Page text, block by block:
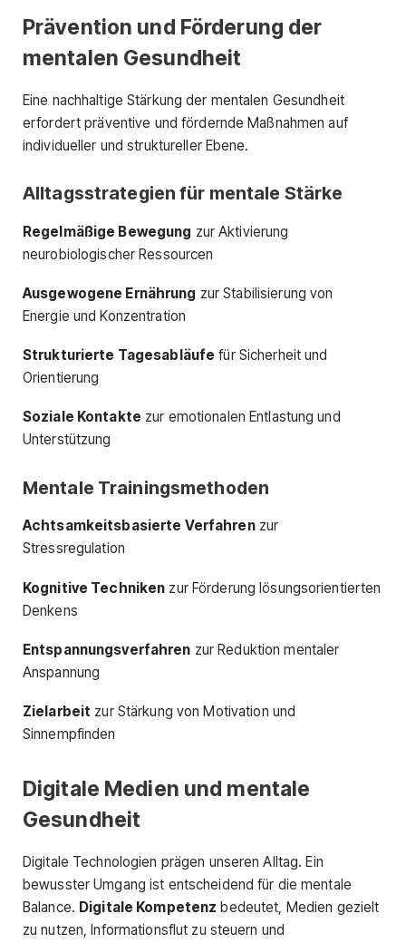
Prävention und Förderung der
mentalen Gesundheit
Eine nachhaltige Stärkung der mentalen Gesundheit
erfordert präventive und fördernde Maßnahmen auf
individueller und struktureller Ebene.
Alltagsstrategien für mentale Stärke
Regelmäßige Bewegung zur Aktivierung
neurobiologischer Ressourcen
Ausgewogene Ernährung zur Stabilisierung von
Energie und Konzentration
Strukturierte Tagesabläufe für Sicherheit und
Orientierung
Soziale Kontakte zur emotionalen Entlastung und
Unterstützung
Mentale Trainingsmethoden
Achtsamkeitsbasierte Verfahrenzur
Stressregulation
Kognitive Techniken zur Förderung lösungsorientierten
Denkens
Entspannungsverfahren zur Reduktion mentaler
Anspannung
Zielarbeit zur Stärkung von Motivation und
Sinnempfinden
Digitale Medien und mentale
Gesundheit
Digitale Technologien prägen unseren Alltag. Ein
bewusster Umgang ist entscheidend für die mentale
Balance. Digitale Kompetenz bedeutet, Medien gezielt
zu nutzen, Informationsflut zu steuern und